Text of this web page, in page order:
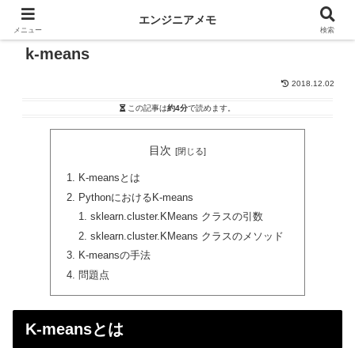
k-means
2018.12.02
この記事は約4分で読めます。
目次
K-meansとは
PythonにおけるK-means
sklearn.cluster.KMeans クラスの引数
sklearn.cluster.KMeans クラスのメソッド
K-meansの手法
問題点
K-meansとは
メニュー
エンジニアメモ
検索